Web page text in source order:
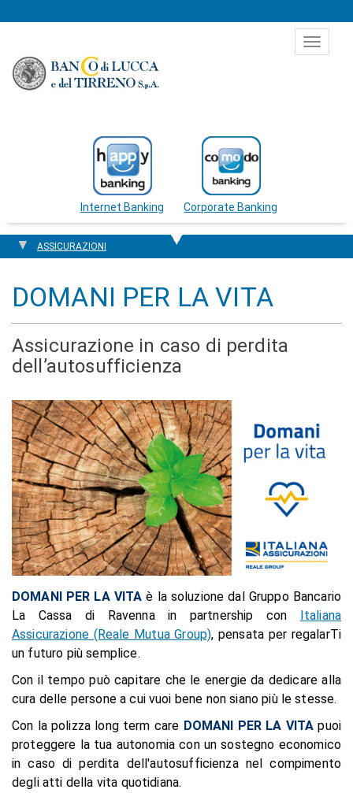
Toggle
Internet Banking Corporate Banking
ASSICURAZIONI
DOMANI PER LA VITA
Assicurazione in caso di perdita
dell’autosufficienza
DOMANI PER LA VITA è la soluzione dal Gruppo Bancario
La Cassa di Ravenna in partnership con
Italiana
Assicurazione (Reale Mutua Group), pensata per regalarTi
un futuro più semplice.
Con il tempo può capitare che le energie da dedicare alla
cura delle persone a cui vuoi bene non siano più le stesse.
Con la polizza long term care DOMANI PER LA VITA puoi
proteggere la tua autonomia con un sostegno economico
in caso di perdita dell'autosufficienza nel compimento
degli atti della vita quotidiana.